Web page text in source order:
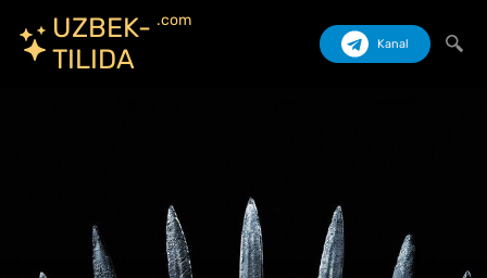
UZBEK-
TILIDA
.com
Kanal